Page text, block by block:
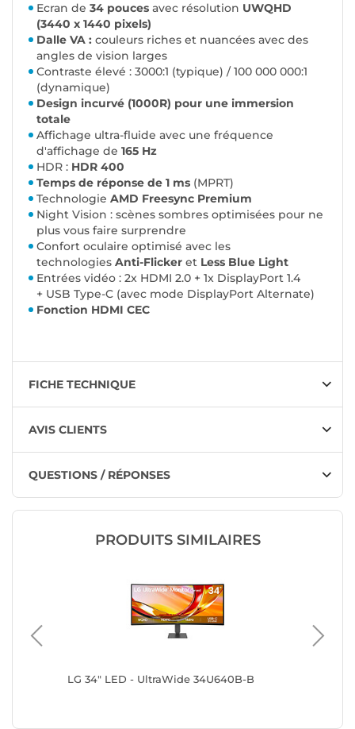
Ecran de 34 pouces avec résolution UWQHD
(3440 x 1440 pixels)
Dalle VA : couleurs riches et nuancées avec des
angles de vision larges
Contraste élevé : 3000:1 (typique) / 100 000 000:1
(dynamique)
Design incurvé (1000R) pour une immersion
totale
Affichage ultra-fluide avec une fréquence
d'affichage de 165 Hz
HDR : HDR 400
Temps de réponse de 1 ms (MPRT)
Technologie AMD Freesync Premium
Night Vision : scènes sombres optimisées pour ne
plus vous faire surprendre
Confort oculaire optimisé avec les
technologies Anti-Flicker et Less Blue Light
Entrées vidéo : 2x HDMI 2.0 + 1x DisplayPort 1.4
+ USB Type-C (avec mode DisplayPort Alternate)
Fonction HDMI CEC
FICHE TECHNIQUE
AVIS CLIENTS
QUESTIONS / RÉPONSES
PRODUITS SIMILAIRES
LG 34" LED - UltraWide 34U640B-B